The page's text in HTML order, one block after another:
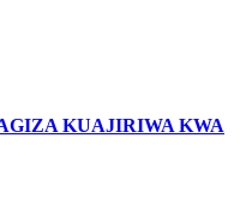
KUAJIRIWA KWA